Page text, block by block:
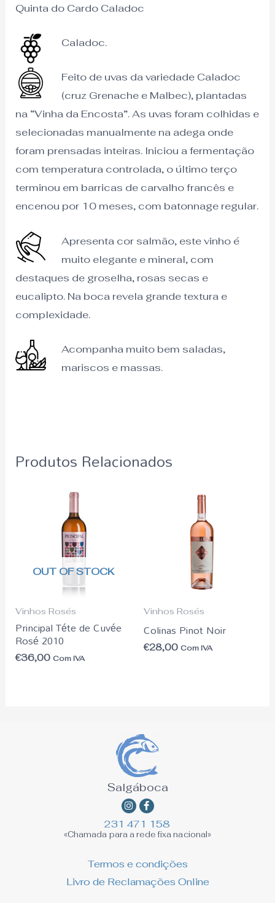
Quinta do Cardo Caladoc
Caladoc.
Feito de uvas da variedade Caladoc
(cruz Grenache e Malbec), plantadas
na “Vinha da Encosta”. As uvas foram colhidas e
selecionadas manualmente na adega onde
foram prensadas inteiras. Iniciou a fermentação
com temperatura controlada, o último terço
terminou em barricas de carvalho francês e
encenou por 10 meses, com batonnage regular.
Apresenta cor salmão, este vinho é
muito elegante e mineral, com
destaques de groselha, rosas secas e
eucalipto. Na boca revela grande textura e
complexidade.
Acompanha muito bem saladas,
mariscos e massas.
Produtos Relacionados
OUT OF STOCK
Vinhos Rosés
Principal Téte de Cuvée
Rosé 2010
€36,00 Com IVA
Vinhos Rosés
Colinas Pinot Noir
€28,00 Com IVA
Termos e condições
Livro de Reclamações Online
Salgáboca
Instagram
Facebook-
f
231 471 158
«Chamada para a rede fixa nacional»